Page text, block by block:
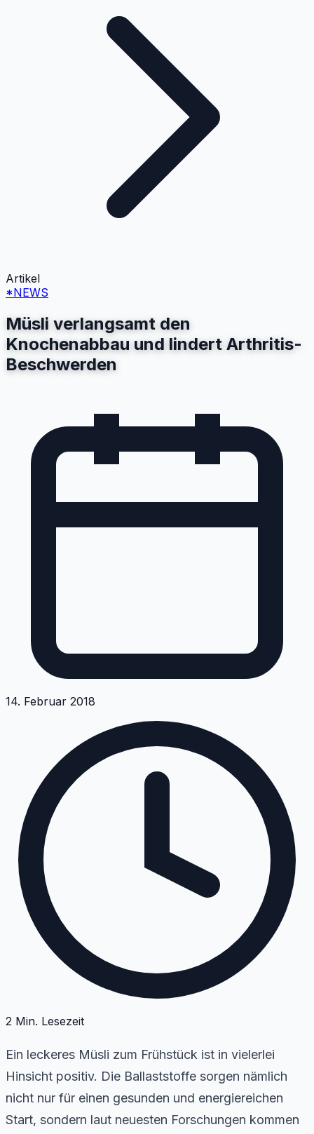
Artikel
*NEWS
Müsli verlangsamt den
Knochenabbau und lindert Arthritis-
Beschwerden
14. Februar 2018
2 Min. Lesezeit
Ein leckeres Müsli zum Frühstück ist in vielerlei
Hinsicht positiv. Die Ballaststoffe sorgen nämlich
nicht nur für einen gesunden und energiereichen
Start, sondern laut neuesten Forschungen kommen